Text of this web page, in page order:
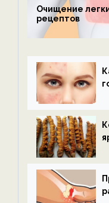
Очищение
рецептов